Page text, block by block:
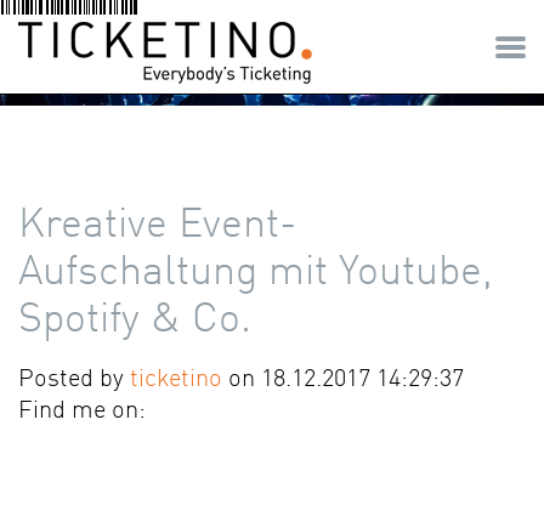
Kreative Event-
Aufschaltung mit Youtube,
Spotify & Co.
Posted by ticketino on 18.12.2017 14:29:37
Find me on: